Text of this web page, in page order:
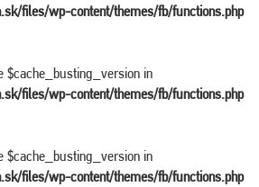
files/wp-content/themes/fb/functions.php
$cache_busting_version in
files/wp-content/themes/fb/functions.php
$cache_busting_version in
files/wp-content/themes/fb/functions.php